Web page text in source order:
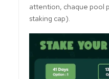
attention, chaque pool
staking cap).